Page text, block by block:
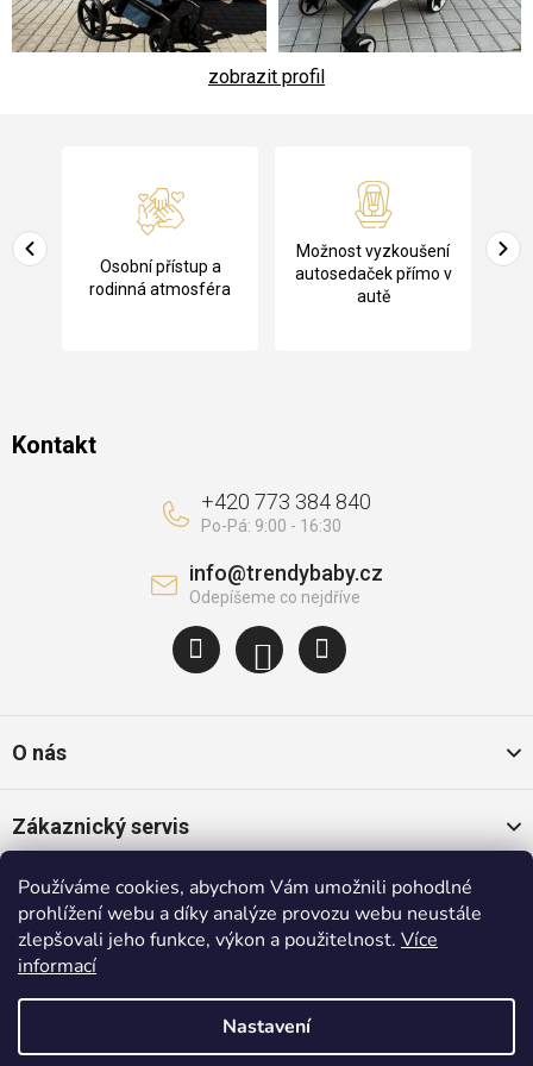
Používáme cookies, abychom Vám umožnili pohodlné
prohlížení webu a díky analýze provozu webu neustále
zlepšovali jeho funkce, výkon a použitelnost. Více
informací
Nastavení
zobrazit profil
a
Osobní přístup a
rodinná atmosféra
Možnost vyzkoušení
autosedaček přímo v
autě
Kontakt
info@trendybaby.cz
+420 773 384 840
O nás
Zákaznický servis
Oblíbené kategorie
Populární značky